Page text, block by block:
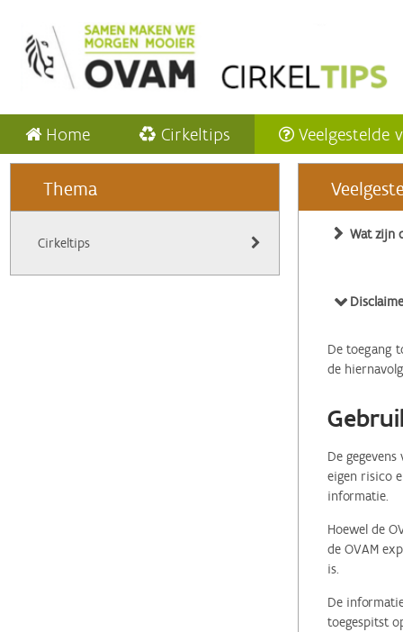
Home Cirkeltips Veelgestelde
Thema
Cirkeltips
Wat zijn
De toegang
de
De
eigen risico
informatie.
Hoewel de
de OVAM
is.
De
toegespitst